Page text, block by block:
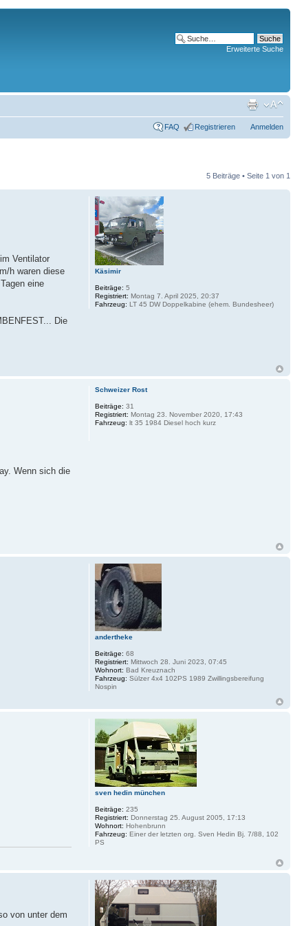
Erweiterte Suche
FAQ Registrieren Anmelden
5 Beiträge • Seite 1 von 1
Ventilator
h waren diese
eine
Die
Käsimir
Beiträge: 5
Registriert: Montag 7. April 2025, 20:37
Fahrzeug: LT 45 DW Doppelkabine (ehem. Bundesheer)
Wenn sich die
Schweizer Rost
Beiträge: 31
Registriert: Montag 23. November 2020, 17:43
Fahrzeug: lt 35 1984 Diesel hoch kurz
andertheke
Beiträge: 68
Registriert: Mittwoch 28. Juni 2023, 07:45
Wohnort: Bad Kreuznach
Fahrzeug: Sülzer 4x4 102PS 1989 Zwillingsbereifung
Nospin
sven hedin münchen
Beiträge: 235
Registriert: Donnerstag 25. August 2005, 17:13
Wohnort: Hohenbrunn
Fahrzeug: Einer der letzten org. Sven Hedin Bj. 7/88, 102
PS
von unter dem